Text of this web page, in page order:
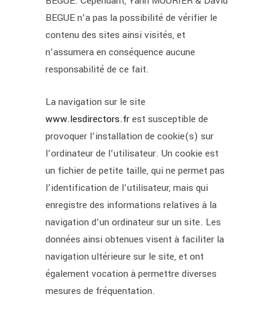
BEGUE n’a pas la possibilité de vérifier le
contenu des sites ainsi visités, et
n’assumera en conséquence aucune
responsabilité de ce fait.
La navigation sur le site
www.lesdirectors.frest susceptible de
provoquer l’installation de cookie(s) sur
l’ordinateur de l’utilisateur. Un cookie est
un fichier de petite taille, qui ne permet pas
l’identification de l’utilisateur, mais qui
enregistre des informations relatives à la
navigation d’un ordinateur sur un site. Les
données ainsi obtenues visent à faciliter la
navigation ultérieure sur le site, et ont
également vocation à permettre diverses
mesures de fréquentation.